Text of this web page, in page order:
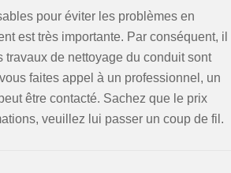
pour éviter les problèmes en
est très importante. Par conséquent, il
de nettoyage du conduit sont
faites appel à un professionnel, un
être contacté. Sachez que le prix
veuillez lui passer un coup de fil.